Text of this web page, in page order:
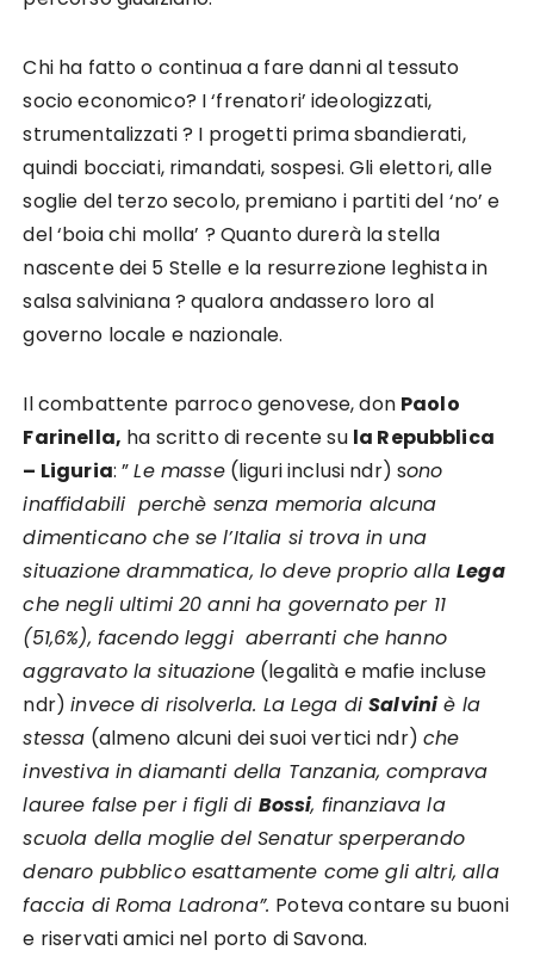
Chi ha fatto o continua a fare danni al tessuto
socio economico? I ‘frenatori’ ideologizzati,
strumentalizzati ? I progetti prima sbandierati,
quindi bocciati, rimandati, sospesi. Gli elettori, alle
soglie del terzo secolo, premiano i partiti del ‘no’ e
del ‘boia chi molla’ ? Quanto durerà la stella
nascente dei 5 Stelle e la resurrezione leghista in
salsa salviniana ? qualora andassero loro al
governo locale e nazionale.
Il combattente parroco genovese, don Paolo
Farinella, ha scritto di recente su la Repubblica
– Liguria: ”Le masse(liguri inclusi ndr) sono
inaffidabili perchè senza memoria alcuna
dimenticano che se l’Italia si trova in una
situazione drammatica, lo deve proprio allaLega
che negli ultimi 20 anni ha governato per 11
(51,6%), facendo leggi aberranti che hanno
aggravato la situazione(legalità e mafie incluse
ndr)invece di risolverla. La Lega diSalviniè la
stessa (almeno alcuni dei suoi vertici ndr)che
investiva in diamanti della Tanzania, comprava
lauree false per i figli di Bossi, finanziava la
scuola della moglie del Senatur sperperando
denaro pubblico esattamente come gli altri, alla
faccia di Roma Ladrona”. Poteva contare su buoni
e riservati amici nel porto di Savona.